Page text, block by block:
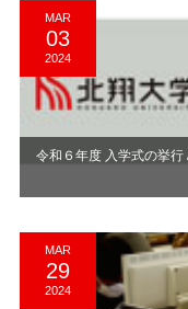
MAR
03
2024
令和６年度 入学式の挙
MAR
29
2024